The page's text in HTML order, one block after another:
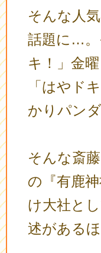
そんな人
話題に…。
キ！」金
「はやド
かりパン
そんな斎
の『有鹿
け大社と
述がある